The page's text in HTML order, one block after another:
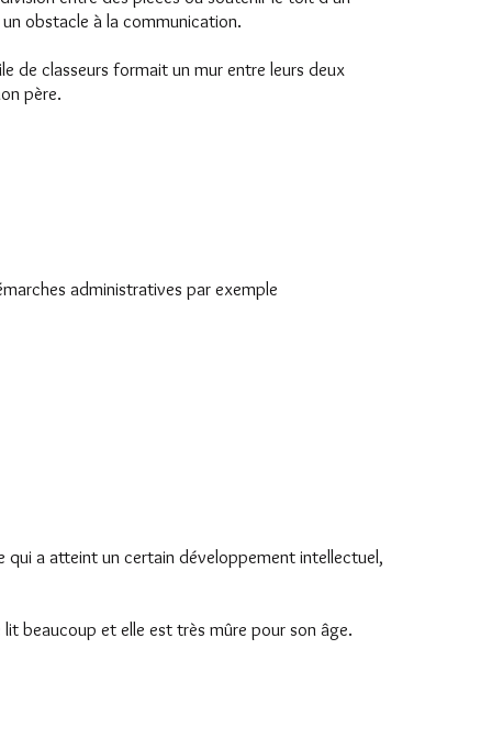
obstacle à la communication.
de classeurs formait un mur entre leurs deux
père.
administratives par exemple
a atteint un certain développement intellectuel,
beaucoup et elle est très mûre pour son âge.